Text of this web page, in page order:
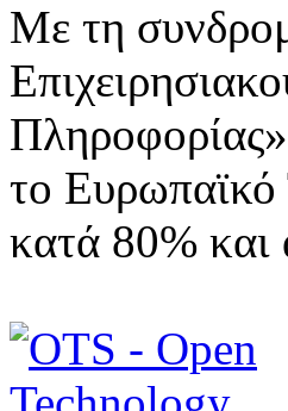
Με τη
το
κατά 80%